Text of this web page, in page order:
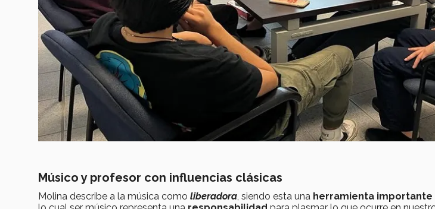
Músico y profesor con influencias clásicas
Molina describe a la música como liberadora, siendo esta una herramienta importante